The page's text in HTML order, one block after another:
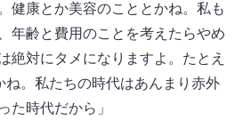
健康とか美容のこととかね。私も
年齢と費用のことを考えたらやめ
絶対にタメになりますよ。たとえ
ね。私たちの時代はあんまり赤外
た時代だから」